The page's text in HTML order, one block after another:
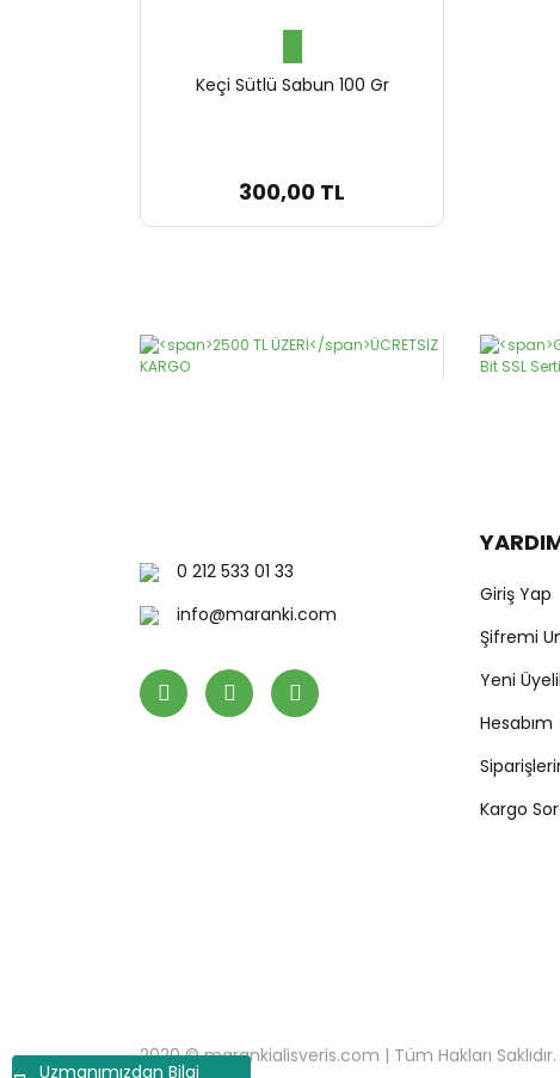
Uzmanımızdan Bilgi
Keçi Sütlü Sabun 100 Gr
300,00 TL
0 212 533 01 33
info@maranki.com
Giriş Yap
Şifremi
Yeni
Hesabım
Kargo
2020 © marankialisveris.com | Tüm Hakları